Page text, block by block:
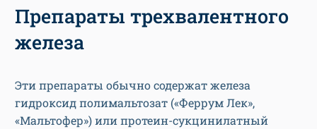
Препараты трехвалентного
железа
Эти препараты обычно содержат железа
гидроксид полимальтозат («Феррум Лек»,
«Мальтофер») или протеин-сукцинилатный